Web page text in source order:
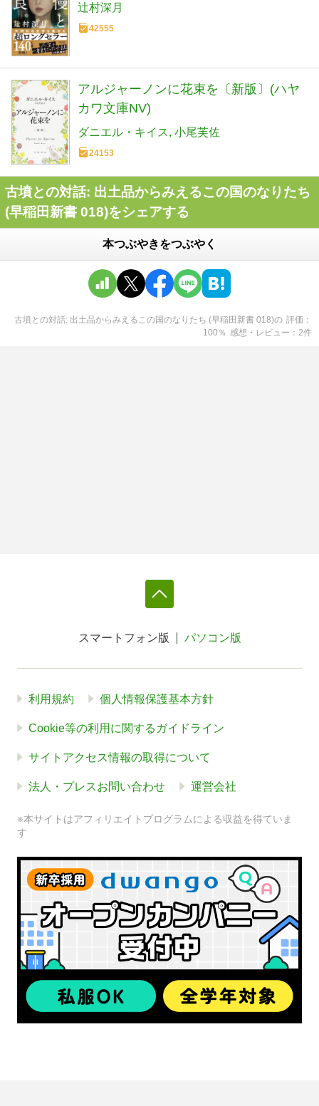
辻村深月
42555
アルジャーノンに花束を〔新版〕(ハヤ
カワ文庫NV)
ダニエル・キイス 小尾芙佐
24153
古墳との対話: 出土品からみえるこの国のなりたち
(早稲田新書 018)をシェアする
本つぶやきをつぶやく
古墳との対話: 出土品からみえるこの国のなりたち (早稲田新書 018)の 評価
100 ％ 感想・レビュー 2件
スマートフォン版 パソコン版
利用規約 個人情報保護基本方針
Cookie等の利用に関するガイドライン
サイトアクセス情報の取得について
法人・プレスお問い合わせ 運営会社
※本サイトはアフィリエイトプログラムによる収益を得ていま
す